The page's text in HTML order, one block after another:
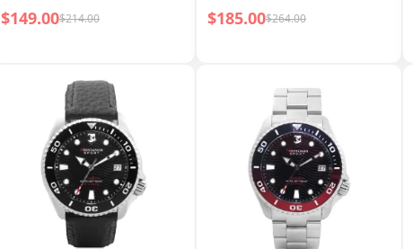
$149.00$214.00 $185.00$264.00